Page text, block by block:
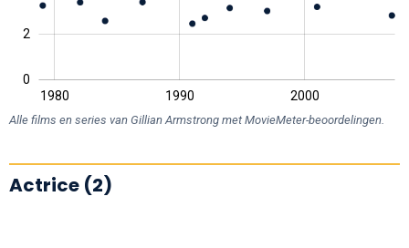
0
2
L
1970
1980 1990 2000
2010
Alle films en series van Gillian Armstrong met MovieMeter-beoordelingen.
Actrice (2)